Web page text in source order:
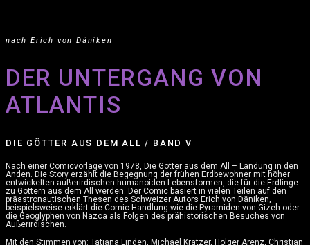
nach Erich von Däniken
DER UNTERGANG VON
ATLANTIS
DIE GÖTTER AUS DEM ALL / BAND V
Nach einer Comicvorlage von 1978, Die Götter aus dem All – Landung in den
Anden. Die Story erzählt die Begegnung der frühen Erdbewohner mit höher
entwickelten außerirdischen humanoiden Lebensformen, die für die Erdlinge
zu Göttern aus dem All werden. Der Comic basiert in vielen Teilen auf den
präastronautischen Thesen des Schweizer Autors Erich von Däniken,
beispielsweise erklärt die Comic-Handlung wie die Pyramiden von Gizeh oder
die Geoglyphen von Nazca als Folgen des prähistorischen Besuches von
Außerirdischen.
Mit den Stimmen von: Tatjana Linden, Michael Kratzer, Holger Arenz, Christian